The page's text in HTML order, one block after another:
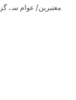
معتبرین/ عوام سے